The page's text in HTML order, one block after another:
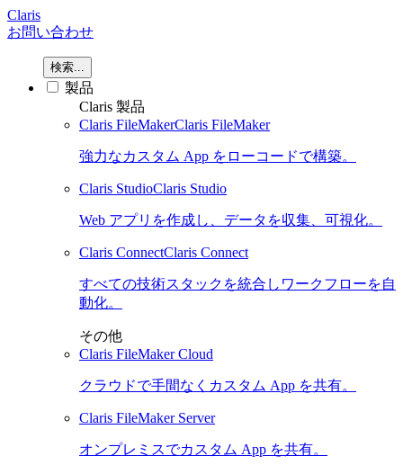
Claris
お問い合わせ
検索...
製品
Claris 製品
Claris FileMakerClaris FileMaker
強力なカスタム App をローコードで構築。
Claris StudioClaris Studio
Web アプリを作成し、データを収集、可視化。
Claris ConnectClaris Connect
すべての技術スタックを統合しワークフローを自
動化。
その他
Claris FileMaker Cloud
クラウドで手間なくカスタム App を共有。
Claris FileMaker Server
オンプレミスでカスタム App を共有。